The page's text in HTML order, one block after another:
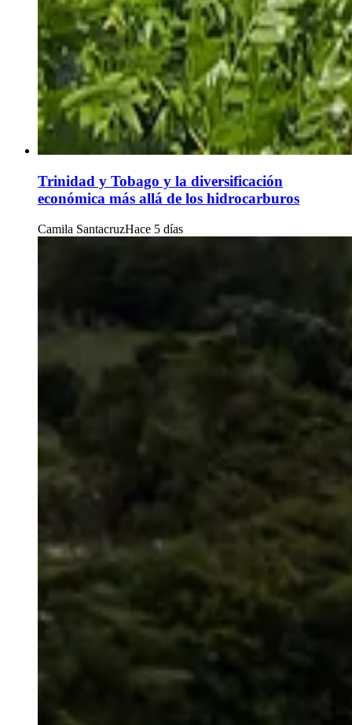
Trinidad y Tobago y la diversificación
económica más allá de los hidrocarburos
Camila SantacruzHace 5 días